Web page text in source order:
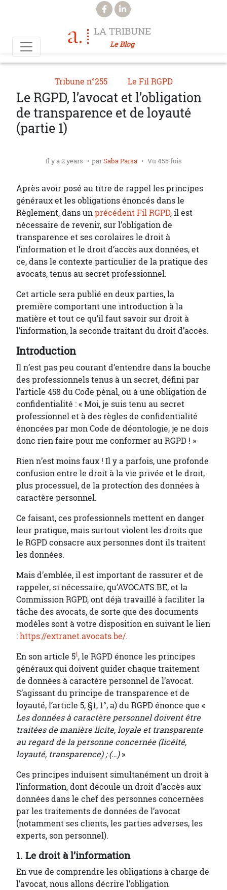
Aller au contenu principal
LA TRIBUNE
Le Blog
Tribune n°255 Le Fil RGPD
Le RGPD, l’avocat et l’obligation
de transparence et de loyauté
(partie 1)
Il y a 2 years parSaba Parsa Vu 455 fois
Après avoir posé au titre de rappel les principes
généraux et les obligations énoncés dans le
Règlement, dans unprécédent Fil RGPD, il est
nécessaire de revenir, sur l’obligation de
transparence et ses corolaires le droit à
l’information et le droit d’accès aux données, et
ce, dans le contexte particulier de la pratique des
avocats, tenus au secret professionnel.
Cet article sera publié en deux parties, la
première comportant une introduction à la
matière et tout ce qu’il faut savoir sur droit à
l’information, la seconde traitant du droit d’accès.
Introduction
Il n’est pas peu courant d’entendre dans la bouche
des professionnels tenus à un secret, défini par
l’article 458 du Code pénal, ou à une obligation de
confidentialité : « Moi, je suis tenu au secret
professionnel et à des règles de confidentialité
énoncées par mon Code de déontologie, je ne dois
donc rien faire pour me conformer au RGPD ! »
Rien n’est moins faux ! Il y a parfois, une profonde
confusion entre le droit à la vie privée et le droit,
plus processuel, de la protection des données à
caractère personnel.
Ce faisant, ces professionnels mettent en danger
leur pratique, mais surtout violent les droits que
le RGPD consacre aux personnes dont ils traitent
les données.
Mais d’emblée, il est important de rassurer et de
rappeler, si nécessaire, qu’AVOCATS.BE, et la
Commission RGPD, ont déjà travaillé à faciliter la
tâche des avocats, de sorte que des documents
modèles sont à votre disposition en suivant le lien
:https://extranet.avocats.be/.
En son article 51, le RGPD énonce les principes
généraux qui doivent guider chaque traitement
de données à caractère personnel de l’avocat.
S’agissant du principe de transparence et de
loyauté, l’article 5, §1, 1°, a) du RGPD énonce que «
Les données à caractère personnel doivent être
traitées de manière licite, loyale et transparente
au regard de la personne concernée (licéité,
loyauté, transparence) ; (…)»
Ces principes induisent simultanément un droit à
l’information, dont découle un droit d’accès aux
données dans le chef des personnes concernées
par les traitements de données de l’avocat
(notamment ses clients, les parties adverses, les
experts, son personnel).
1. Le droit à l’information
En vue de comprendre les obligations à charge de
l’avocat, nous allons décrire l’obligation